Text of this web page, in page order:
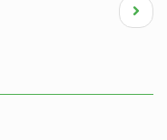
Next
page